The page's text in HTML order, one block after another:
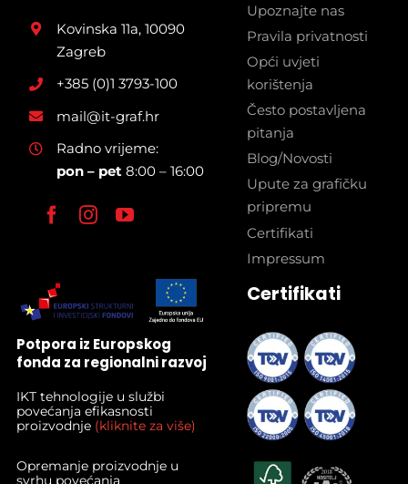
Kovinska 11a, 10090
Zagreb
+385 (0)1 3793-100
mail@it-graf.hr
Radno vrijeme:
pon – pet 8:00 – 16:00
Upoznajte nas
Pravila privatnosti
Opći uvjeti
korištenja
Često postavljena
pitanja
Blog/Novosti
Upute za grafičku
pripremu
Certifikati
Impressum
Potpora iz Europskog
fonda za regionalni razvoj
IKT tehnologije u službi
povećanja efikasnosti
proizvodnje (kliknite za više)
Opremanje proizvodnje u
svrhu povećanja
Certifikati